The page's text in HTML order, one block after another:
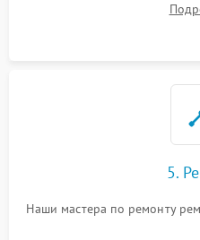
5.
Наши мастера по ремонту